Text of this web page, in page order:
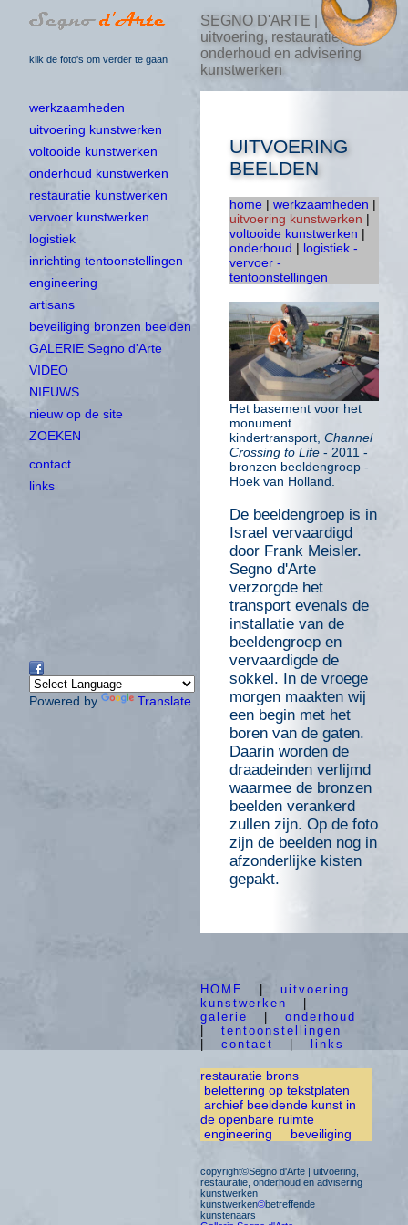
klik de foto's om verder te gaan
SEGNO D'ARTE |
uitvoering, restauratie,
onderhoud en advisering
kunstwerken
werkzaamheden
uitvoering kunstwerken
voltooide kunstwerken
onderhoud kunstwerken
restauratie kunstwerken
vervoer kunstwerken
logistiek
inrichting tentoonstellingen
engineering
artisans
beveiliging bronzen beelden
GALERIE Segno d'Arte
VIDEO
NIEUWS
nieuw op de site
ZOEKEN
contact
links
Powered by Translate
UITVOERING
BEELDEN
home | werkzaamheden |
uitvoering kunstwerken |
voltooide kunstwerken |
onderhoud | logistiek -
vervoer -
tentoonstellingen
Het basement voor het
monument
kindertransport, Channel
Crossing to Life - 2011 -
bronzen beeldengroep -
Hoek van Holland.
De beeldengroep is in
Israel vervaardigd
door Frank Meisler.
Segno d'Arte
verzorgde het
transport evenals de
installatie van de
beeldengroep en
vervaardigde de
sokkel. In de vroege
morgen maakten wij
een begin met het
boren van de gaten.
Daarin worden de
draadeinden verlijmd
waarmee de bronzen
beelden verankerd
zullen zijn. Op de foto
zijn de beelden nog in
afzonderlijke kisten
gepakt.
HOME
uitvoering
kunstwerken
galerie
onderhoud
tentoonstellingen
contact links
restauratie brons
belettering op tekstplaten
archief beeldende kunst in
de openbare ruimte
engineering
beveiliging
copyright©Segno d'Arte | uitvoering,
restauratie, onderhoud en advisering
kunstwerken
kunstwerken©betreffende
kunstenaars